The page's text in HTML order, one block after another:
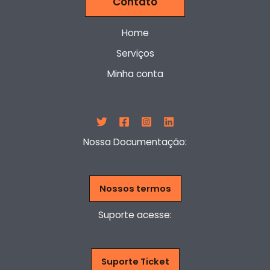
Home
Serviços
Minha conta
Nossa Documentação:
Nossos termos
Suporte acesse:
Suporte Ticket